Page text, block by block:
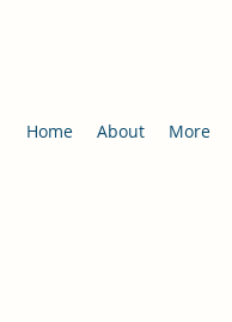
Home About More